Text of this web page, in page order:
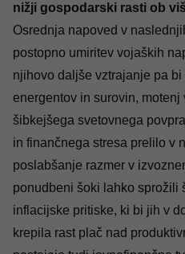
nižji gospodarski rasti ob
Osrednja napoved v
postopno umiritev vojaških
njihovo daljše vztrajanje pa
energentov in surovin, motenj
šibkejšega svetovnega
in finančnega stresa prelilo v
poslabšanje razmer v
ponudbeni šoki lahko sprožili
inflacijske pritiske, ki bi jih v
krepila rast plač nad